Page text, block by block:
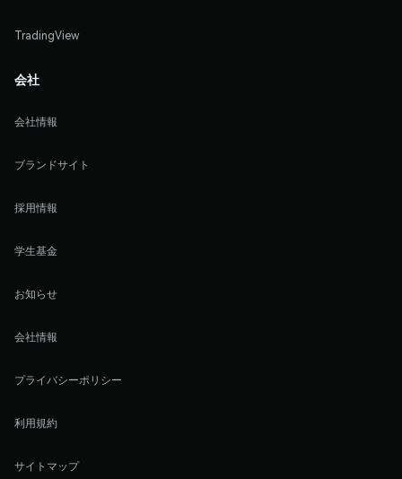
TradingView
会社
会社情報
ブランドサイト
採用情報
学生基金
お知らせ
会社情報
プライバシーポリシー
利用規約
サイトマップ